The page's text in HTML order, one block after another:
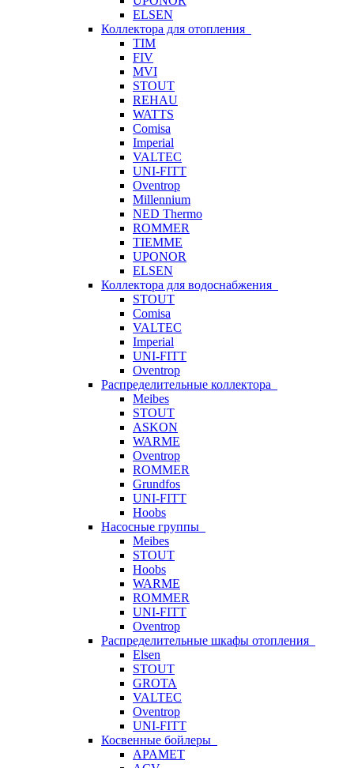
ELSEN
Коллектора для отопления
TIM
FIV
MVI
STOUT
REHAU
WATTS
Comisa
Imperial
VALTEC
UNI-FITT
Oventrop
Millennium
NED Thermo
ROMMER
TIEMME
UPONOR
ELSEN
Коллектора для водоснабжения
STOUT
Comisa
VALTEC
Imperial
UNI-FITT
Oventrop
Распределительные коллектора
Meibes
STOUT
ASKON
WARME
Oventrop
ROMMER
Grundfos
UNI-FITT
Hoobs
Насосные группы
Meibes
STOUT
Hoobs
WARME
ROMMER
UNI-FITT
Oventrop
Распределительные шкафы отопления
Elsen
STOUT
GROTA
VALTEC
Oventrop
UNI-FITT
Косвенные бойлеры
APAMET